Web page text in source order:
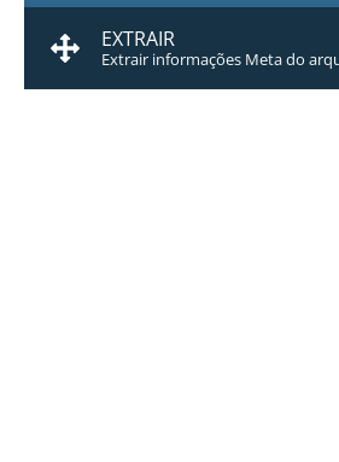
EXTRAIR
Extrair informações Meta do